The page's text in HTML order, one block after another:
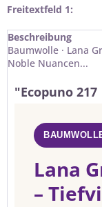
Freitextfeld 1:
Beschreibung
Baumwolle · Lana
Noble Nuancen...
"Ecopuno
Lana
–